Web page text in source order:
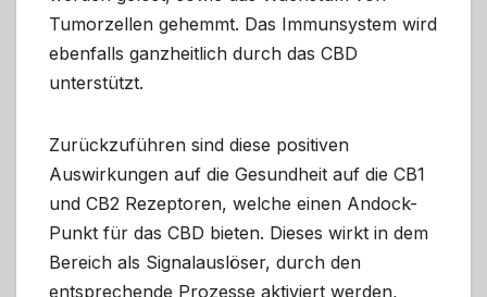
Tumorzellen gehemmt. Das Immunsystem wird
ebenfalls ganzheitlich durch das CBD
unterstützt.
Zurückzuführen sind diese positiven
Auswirkungen auf die Gesundheit auf die CB1
und CB2 Rezeptoren, welche einen Andock-
Punkt für das CBD bieten. Dieses wirkt in dem
Bereich als Signalauslöser, durch den
entsprechende Prozesse aktiviert werden,